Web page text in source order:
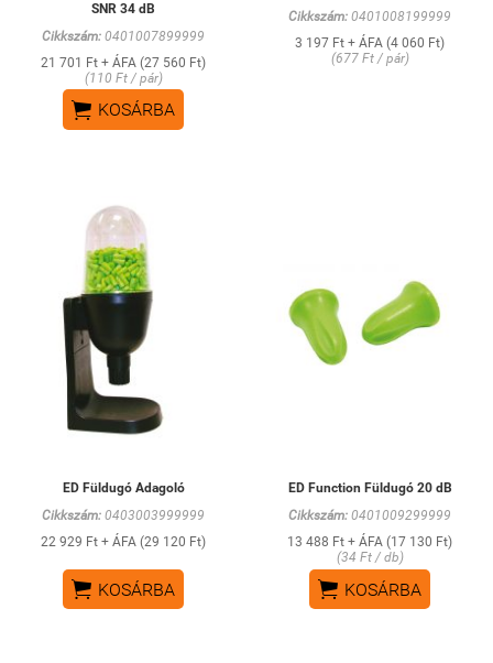
SNR 34 dB
Cikkszám: 0401007899999
21 701 Ft + ÁFA (27 560 Ft)
(110 Ft / pár)
 KOSÁRBA
Cikkszám: 0401008199999
3 197 Ft + ÁFA (4 060 Ft)
(677 Ft / pár)
ED Füldugó Adagoló
Cikkszám: 0403003999999
22 929 Ft + ÁFA (29 120 Ft)
 KOSÁRBA
ED Function Füldugó 20 dB
Cikkszám: 0401009299999
13 488 Ft + ÁFA (17 130 Ft)
(34 Ft / db)
 KOSÁRBA